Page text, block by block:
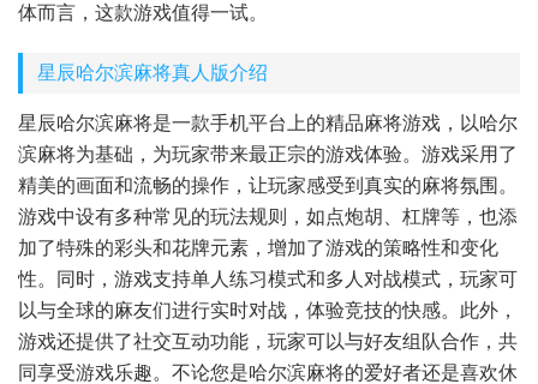
体而言，这款游戏值得一试。
星辰哈尔滨麻将真人版介绍
星辰哈尔滨麻将是一款手机平台上的精品麻将游戏，以哈尔
滨麻将为基础，为玩家带来最正宗的游戏体验。游戏采用了
精美的画面和流畅的操作，让玩家感受到真实的麻将氛围。
游戏中设有多种常见的玩法规则，如点炮胡、杠牌等，也添
加了特殊的彩头和花牌元素，增加了游戏的策略性和变化
性。同时，游戏支持单人练习模式和多人对战模式，玩家可
以与全球的麻友们进行实时对战，体验竞技的快感。此外，
游戏还提供了社交互动功能，玩家可以与好友组队合作，共
同享受游戏乐趣。不论您是哈尔滨麻将的爱好者还是喜欢休